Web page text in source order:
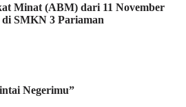
Minat (ABM) dari 11 November
di SMKN 3 Pariaman
Negerimu”